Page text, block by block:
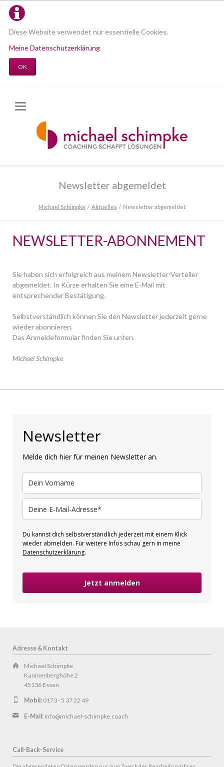
Diese Website verwendet nur essentielle Cookies.
Meine Datenschutzerklärung
OK
Newsletter abgemeldet
Michael Schimpke Aktuelles Newsletter abgemeldet
NEWSLETTER-ABONNEMENT
Sie haben sich erfolgreich aus meinem Newsletter-Verteiler
abgemeldet. In Kürze erhalten Sie eine E-Mail mit
entsprechender Bestätigung.
Selbstverständlich können Sie den Newsletter jederzeit gerne
wieder abonnieren.
Das Anmeldeformular finden Sie unten.
Michael Schimpke
Newsletter
Melde dich hier für meinen Newsletter an.
Du kannst dich selbstverständlich jederzeit mit einem Klick
wieder abmelden. Für weitere Infos schau gern in meine
Datenschutzerklärung.
Jetzt anmelden
Adresse & Kontakt
Michael Schimpke
Kaninenberghöhe 2
45136 Essen
Mobil:0173 - 5 37 22 49
E-Mail: info@michael-schimpke.coach
Call-Back-Service